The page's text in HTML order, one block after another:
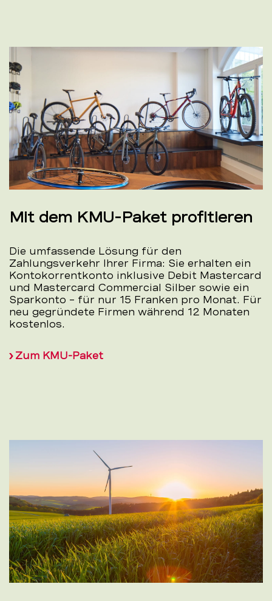
Mit dem KMU-Paket profitieren
Die umfassende Lösung für den
Zahlungsverkehr Ihrer Firma: Sie erhalten ein
Kontokorrentkonto inklusive Debit Mastercard
und Mastercard Commercial Silber sowie ein
Sparkonto – für nur 15 Franken pro Monat. Für
neu gegründete Firmen während 12 Monaten
kostenlos.
Zum KMU-Paket